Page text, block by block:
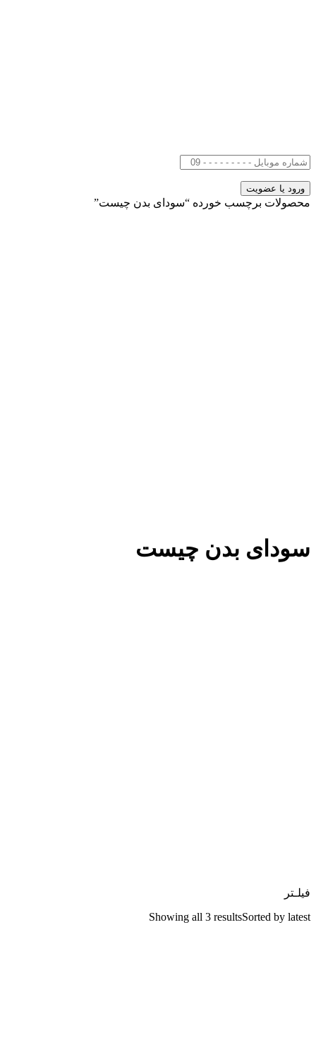
محصولات برچسب خورده “سودای بدن چیست”
سودای بدن چیست
فیلـتر
Showing all 3 resultsSorted by latest